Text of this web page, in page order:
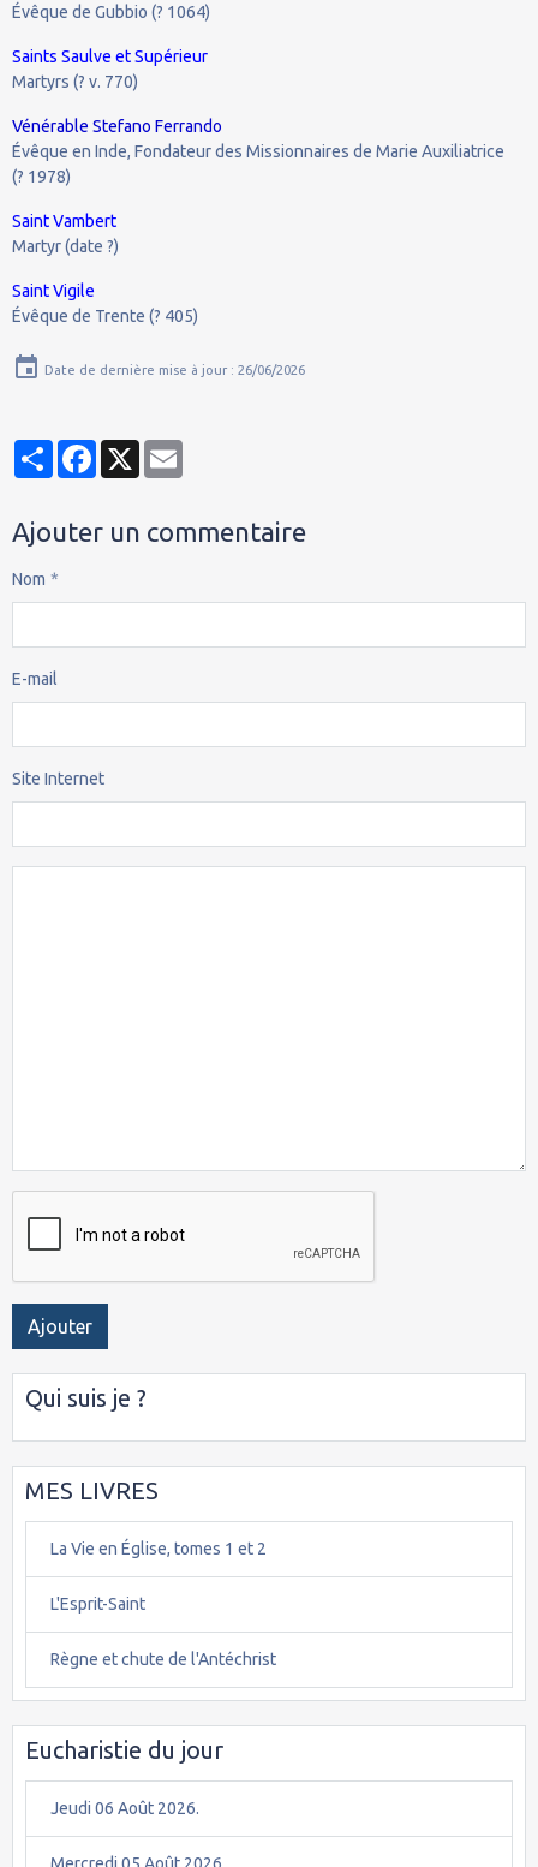
Évêque de Gubbio (? 1064)
Saints Saulve et Supérieur
Martyrs (? v. 770)
Vénérable Stefano Ferrando
Évêque en Inde, Fondateur des Missionnaires de Marie Auxiliatrice
(? 1978)
Saint Vambert
Martyr (date ?)
Saint Vigile
Évêque de Trente (? 405)
Date de dernière mise à jour : 26/06/2026
PartagerFacebook
X
Ajouter un commentaire
Nom
E-mail
Site Internet
Ajouter
Qui suis je ?
MES LIVRES
La Vie en Église, tomes 1 et 2
L'Esprit-Saint
Règne et chute de l'Antéchrist
Eucharistie du jour
Jeudi 06 Août 2026.
Mercredi 05 Août 2026.